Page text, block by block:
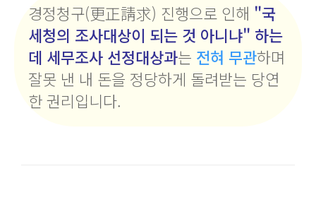
경정청구(更正請求) 진행으로 인해 "국
세청의 조사대상이 되는 것 아니냐" 하는
데 세무조사 선정대상과는 전혀 무관하며
잘못 낸 내 돈을 정당하게 돌려받는 당연
한 권리입니다.